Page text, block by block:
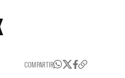
COMPARTIR